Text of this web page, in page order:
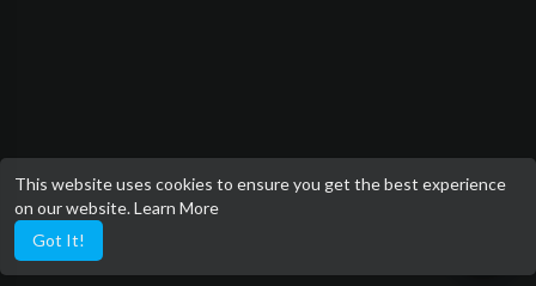
This website uses cookies to ensure you get the best experience
on our website.Learn More
Got It!